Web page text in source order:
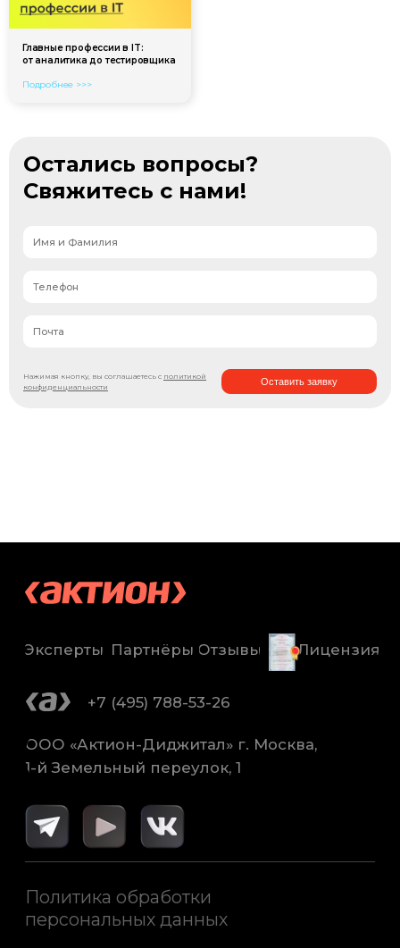
Главные профессии в IT:
от аналитика до тестировщика
Подробнее >>>
Остались вопросы?
Свяжитесь с нами!
Нажимая кнопку, вы соглашаетесь с политикой
конфиденциальности
Оставить заявку